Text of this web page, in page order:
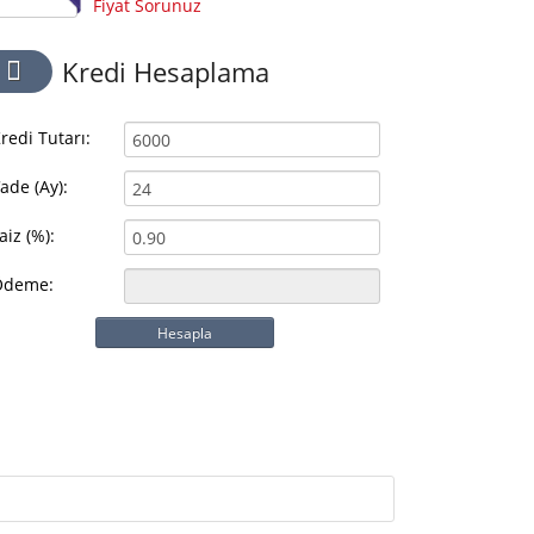
Fiyat Sorunuz
Kredi Hesaplama
Tutarı:
(Ay):
(%):
Hesapla